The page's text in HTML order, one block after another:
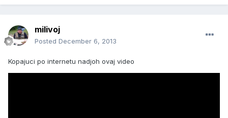
milivoj
Posted December 6, 2013
Kopajuci po internetu nadjoh ovaj video